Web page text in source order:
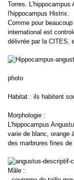
Torres.
l'hippocampus Histrix.
Comme pour
international est
délivrée par la CITES,
photo
Habitat : ils habitent
Morphologie :
L'hippocampus
varie de blanc, orange
des marbrures fines
Mâle :